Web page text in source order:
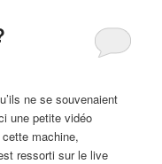
ne se souvenaient
une petite vidéo
machine,
ressorti sur le live